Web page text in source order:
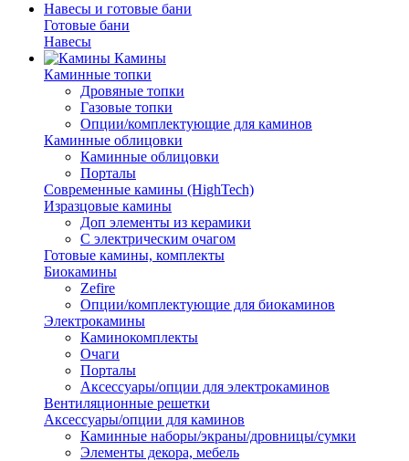
Навесы и готовые бани
Готовые бани
Навесы
Камины
Каминные топки
Дровяные топки
Газовые топки
Опции/комплектующие для каминов
Каминные облицовки
Каминные облицовки
Порталы
Современные камины (HighTech)
Изразцовые камины
Доп элементы из керамики
С электрическим очагом
Готовые камины, комплекты
Биокамины
Zefire
Опции/комплектующие для биокаминов
Электрокамины
Каминокомплекты
Очаги
Порталы
Аксессуары/опции для электрокаминов
Вентиляционные решетки
Аксессуары/опции для каминов
Каминные наборы/экраны/дровницы/сумки
Элементы декора, мебель